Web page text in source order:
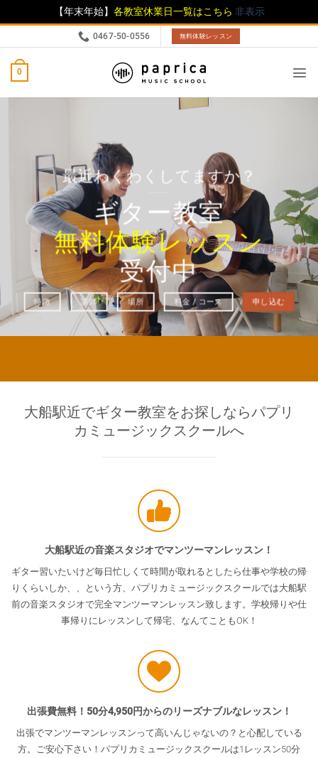
【年末年始】 各教室休業日一覧はこちら 非表示
0467-50-0556 無料体験レッスン
0
最近わくわくしてますか？
ギター教室
無料体験レッスン
受付中
特徴 講師 場所 料金 / コース 申し込む
大船駅近でギター教室をお探しならパプリ
カミュージックスクールへ
大船駅近の音楽スタジオでマンツーマンレッスン！
ギター習いたいけど毎日忙しくて時間が取れるとしたら仕事や学校の帰
りくらいしか、、という方、パプリカミュージックスクールでは大船駅
前の音楽スタジオで完全マンツーマンレッスン致します。学校帰りや仕
事帰りにレッスンして帰宅、なんてこともOK！
出張費無料！50分4,950円からのリーズナブルなレッスン！
出張でマンツーマンレッスンって高いんじゃないの？と心配している
方。ご安心下さい！パプリカミュージックスクールは1レッスン50分